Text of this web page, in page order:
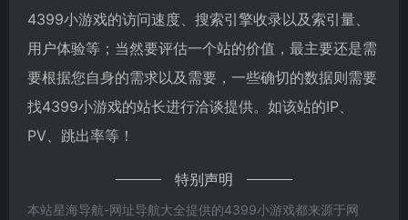
4399小游戏的访问速度、搜索引擎收录以及索引量、
用户体验等；当然要评估一个站的价值，最主要还是需
要根据您自身的需求以及需要，一些确切的数据则需要
找4399小游戏的站长进行洽谈提供。如该站的IP、
PV、跳出率等！
特别声明
本站星海导航-网址导航大全提供的4399小游戏都来源于网